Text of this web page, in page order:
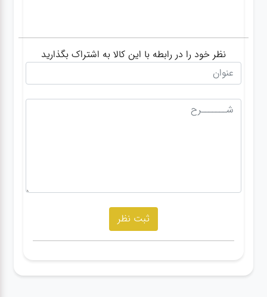
نظر خود را در رابطه با این کالا به اشتراک بگذارید